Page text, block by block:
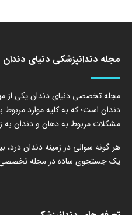
مجله دندانپزشکی دنیای دندان
مجله تخصصی دنیای دندان یکی از
دندان است؛ که به کلیه موارد
مشکلات مربوط به دهان و دندان به
هر گونه سوالی در زمینه دندان درد،
یک جستجوی ساده در مجله تخصصی